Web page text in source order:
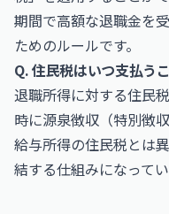
期間で高額な退職金を
ためのルールです。
Q. 住民税はいつ支払う
退職所得に対する住民
時に源泉徴収（特別徴
給与所得の住民税とは
結する仕組みになってい